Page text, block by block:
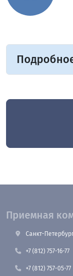
Приемная
Санкт-
+7 (812) 757-16-77
+7 (812) 757-05-77